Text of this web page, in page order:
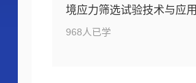
境应力筛选试验技术与应用
968人已学